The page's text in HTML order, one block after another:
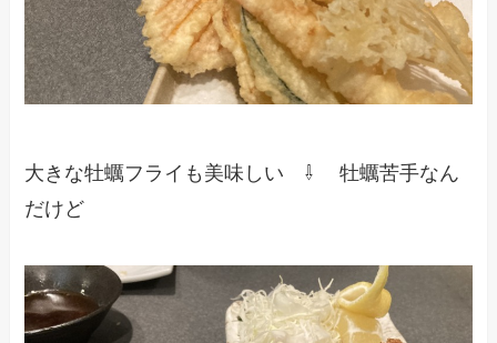
大きな牡蠣フライも美味しい ⇩ 牡蠣苦手なん
だけど